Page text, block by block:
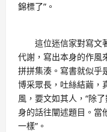
錦標了”。
這位迷信家對寫文著
代謝，寫出本身的作風
拼拼集湊。寫書就似
博采眾長，吐絲結繭，
風，要文如其人，“除
身的話往闡述題目。當
一樣”。